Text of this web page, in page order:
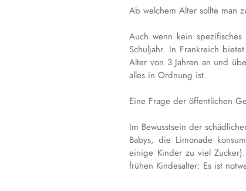
Ab welchem ​​Alter sollte man
Auch wenn kein
Schuljahr. In Frankreich
Alter von 3 Jahren an und
alles in Ordnung ist.
Eine Frage der öffentlichen
Im Bewusstsein der
Babys, die Limonade
einige Kinder zu viel
frühen Kindesalter: Es ist